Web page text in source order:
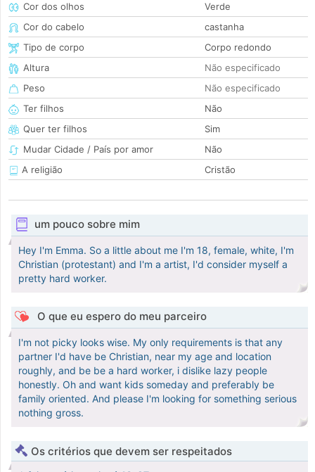
Cor dos olhos
Verde
Cor do cabelo
castanha
Tipo de corpo
Corpo redondo
Altura
Não especificado
Peso
Não especificado
Ter filhos
Não
Quer ter filhos
Sim
Mudar Cidade / País por amor
Não
A religião
Cristão
um pouco sobre mim
Hey I'm Emma. So a little about me I'm 18, female, white, I'm
Christian (protestant) and I'm a artist, I'd consider myself a
pretty hard worker.
O que eu espero do meu parceiro
I'm not picky looks wise. My only requirements is that any
partner I'd have be Christian, near my age and location
roughly, and be be a hard worker, i dislike lazy people
honestly. Oh and want kids someday and preferably be
family oriented. And please I'm looking for something serious
nothing gross.
Os critérios que devem ser respeitados